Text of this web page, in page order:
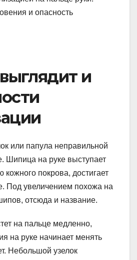
и
или папула неправильной
Шипица на руке выступает
кожного покрова, достигает
Под увеличением похожа на
отсюда и название.
на пальце медленно,
на руке начинает менять
Небольшой узелок